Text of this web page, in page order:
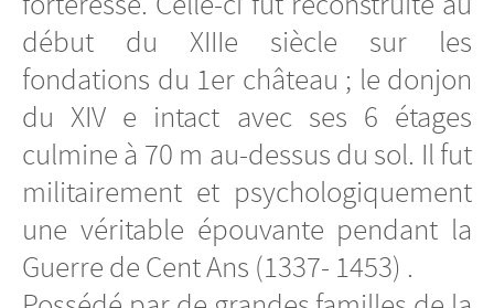
début du XIIIe siècle sur les
fondations du 1er château ; le donjon
du XIV e intact avec ses 6 étages
culmine à 70 m au-dessus du sol. Il fut
militairement et psychologiquement
une véritable épouvante pendant la
Guerre de Cent Ans (1337- 1453) .